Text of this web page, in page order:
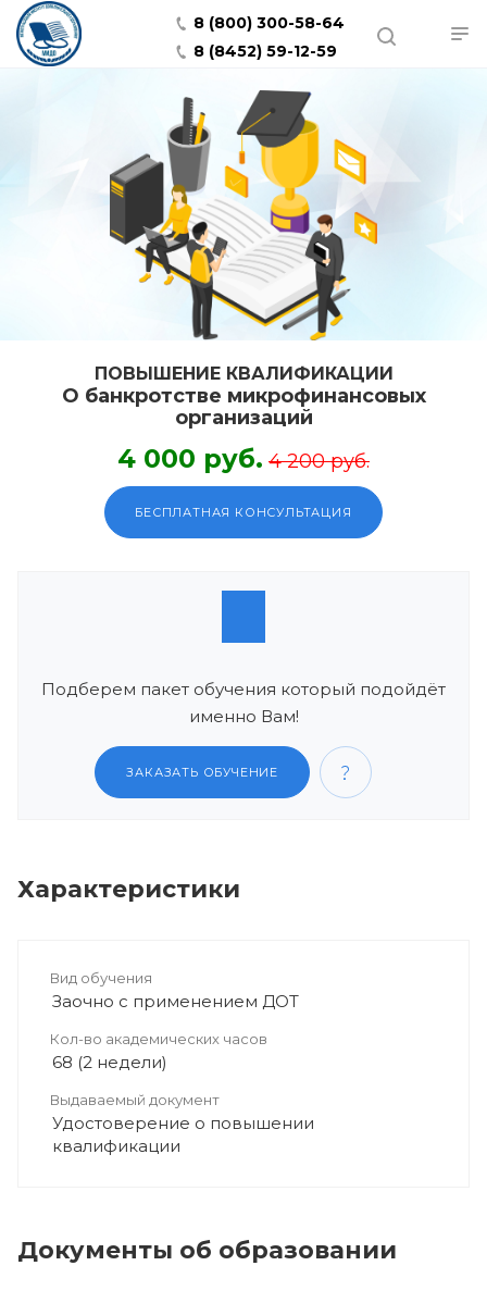
8 (800) 300-58-64
8 (8452) 59-12-59
ПОВЫШЕНИЕ КВАЛИФИКАЦИИ
О банкротстве микрофинансовых
организаций
4 000 руб. 4 200 руб.
БЕСПЛАТНАЯ КОНСУЛЬТАЦИЯ
Подберем пакет обучения который подойдёт
именно Вам!
ЗАКАЗАТЬ ОБУЧЕНИЕ
Характеристики
Вид обучения
Заочно с применением ДОТ
Кол-во академических часов
68 (2 недели)
Выдаваемый документ
Удостоверение о повышении
квалификации
Документы об образовании